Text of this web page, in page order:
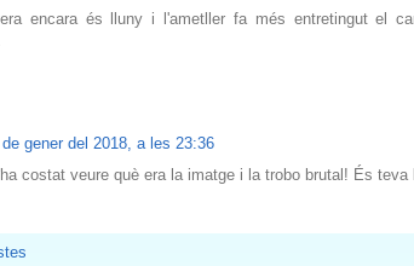
encara és lluny i l'ametller fa més entretingut el
de gener del 2018, a les 23:36
costat veure què era la imatge i la trobo brutal! És teva